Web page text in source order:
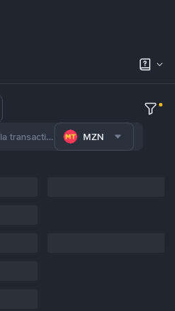
MZN